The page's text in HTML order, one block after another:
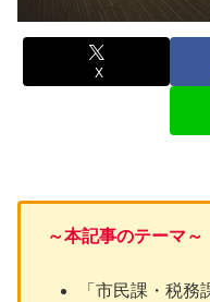
X
～本記事のテーマ～
「市民課・税